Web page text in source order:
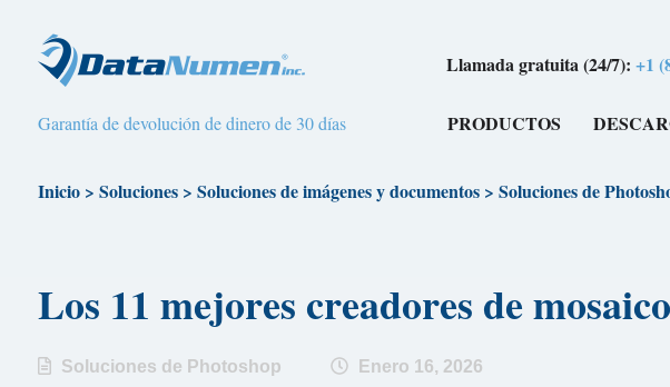
Llamada gratuita (24/7):+1
Garantía de devolución de dinero de 30 días PRODUCTOS
Inicio> Soluciones> Soluciones de imágenes y documentos> Soluciones de
Los 11 mejores creadores de
Soluciones de Photoshop Enero 16, 2026